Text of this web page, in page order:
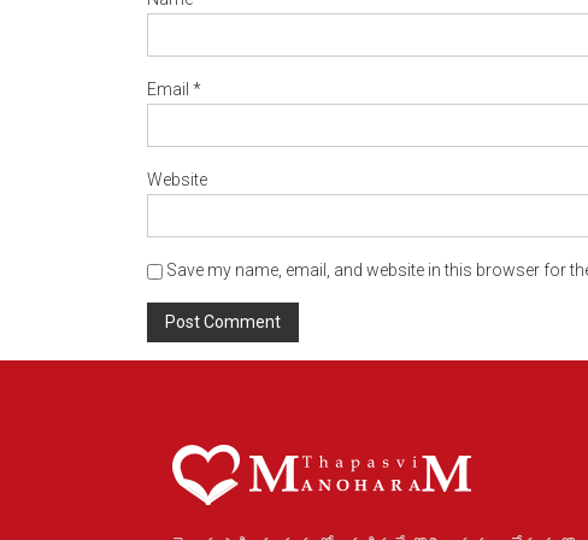
Email *
Website
Save my name, email, and website in this browser for